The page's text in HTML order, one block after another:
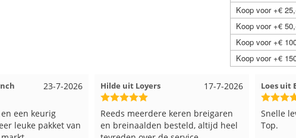
Koop voor +€
Koop voor +€
Koop voor +€
Koop voor +€
17-7-2026
Hilde uit Loyers
Reeds meerdere keren breigaren
en breinaalden besteld, altijd heel
Loes uit EMMELOORD
Snelle levering en keurig
Top.